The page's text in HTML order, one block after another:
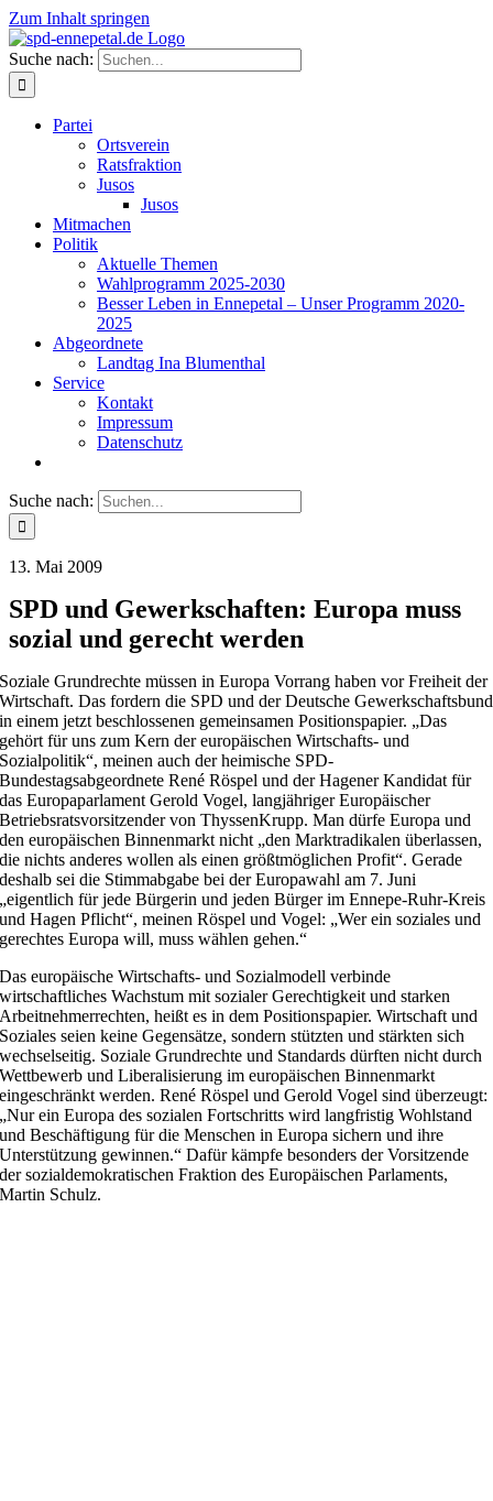
Zum Inhalt springen
Suche nach:
Partei
Ortsverein
Ratsfraktion
Jusos
Jusos
Mitmachen
Politik
Aktuelle Themen
Wahlprogramm 2025-2030
Besser Leben in Ennepetal – Unser Programm 2020-
2025
Abgeordnete
Landtag Ina Blumenthal
Service
Kontakt
Impressum
Datenschutz
Suche nach:
13. Mai 2009
SPD und Gewerkschaften: Europa muss
sozial und gerecht werden
Soziale Grundrechte müssen in Europa Vorrang haben vor Freiheit der
Wirtschaft. Das fordern die SPD und der Deutsche Gewerkschaftsbund
in einem jetzt beschlossenen gemeinsamen Positionspapier. „Das
gehört für uns zum Kern der europäischen Wirtschafts- und
Sozialpolitik“, meinen auch der heimische SPD-
Bundestagsabgeordnete René Röspel und der Hagener Kandidat für
das Europaparlament Gerold Vogel, langjähriger Europäischer
Betriebsratsvorsitzender von ThyssenKrupp. Man dürfe Europa und
den europäischen Binnenmarkt nicht „den Marktradikalen überlassen,
die nichts anderes wollen als einen größtmöglichen Profit“. Gerade
deshalb sei die Stimmabgabe bei der Europawahl am 7. Juni
„eigentlich für jede Bürgerin und jeden Bürger im Ennepe-Ruhr-Kreis
und Hagen Pflicht“, meinen Röspel und Vogel: „Wer ein soziales und
gerechtes Europa will, muss wählen gehen.“
Das europäische Wirtschafts- und Sozialmodell verbinde
wirtschaftliches Wachstum mit sozialer Gerechtigkeit und starken
Arbeitnehmerrechten, heißt es in dem Positionspapier. Wirtschaft und
Soziales seien keine Gegensätze, sondern stützten und stärkten sich
wechselseitig. Soziale Grundrechte und Standards dürften nicht durch
Wettbewerb und Liberalisierung im europäischen Binnenmarkt
eingeschränkt werden. René Röspel und Gerold Vogel sind überzeugt:
„Nur ein Europa des sozialen Fortschritts wird langfristig Wohlstand
und Beschäftigung für die Menschen in Europa sichern und ihre
Unterstützung gewinnen.“ Dafür kämpfe besonders der Vorsitzende
der sozialdemokratischen Fraktion des Europäischen Parlaments,
Martin Schulz.